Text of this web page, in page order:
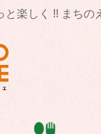
と楽しく !! まちの